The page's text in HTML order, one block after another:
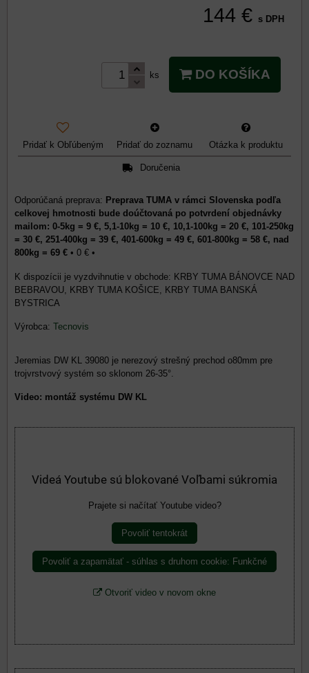
144 € s DPH
ks DO KOŠÍKA
Pridať k Obľúbeným Pridať do zoznamu Otázka k produktu
Doručenia
Preprava TUMA v rámci Slovenska podľa
celkovej hmotnosti bude doúčtovaná po potvrdení objednávky
mailom: 0-5kg = 9 €, 5,1-10kg = 10 €, 10,1-100kg = 20 €, 101-250kg
= 30 €, 251-400kg = 39 €, 401-600kg = 49 €, 601-800kg = 58 €, nad
800kg = 69 € • 0 € •
KRBY TUMA BÁNOVCE NAD
BEBRAVOU, KRBY TUMA KOŠICE, KRBY TUMA BANSKÁ
BYSTRICA
Výrobca: Tecnovis
Jeremias DW KL 39080 je nerezový strešný prechod o80mm pre
trojvrstvový systém so sklonom 26-35°.
Video: montáž systému DW KL
Videá Youtube sú blokované Voľbami súkromia
Prajete si načítať Youtube video?
Povoliť tentokrát
Povoliť a zapamätať - súhlas s druhom cookie: Funkčné
Otvoriť video v novom okne